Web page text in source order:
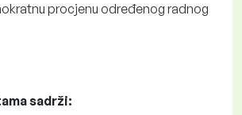
procjenu određenog radnog
sadrži: